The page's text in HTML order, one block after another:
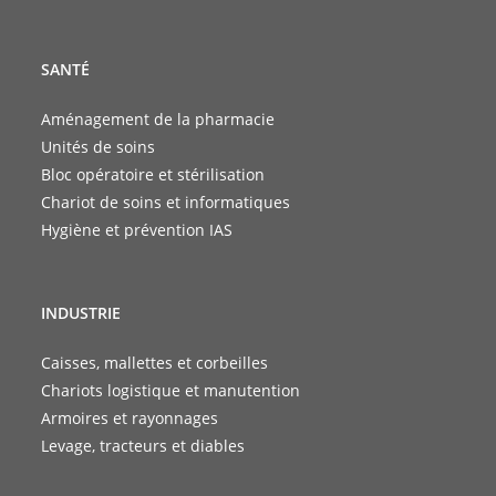
SANTÉ
Aménagement de la pharmacie
Unités de soins
Bloc opératoire et stérilisation
Chariot de soins et informatiques
Hygiène et prévention IAS
INDUSTRIE
Caisses, mallettes et corbeilles
Chariots logistique et manutention
Armoires et rayonnages
Levage, tracteurs et diables